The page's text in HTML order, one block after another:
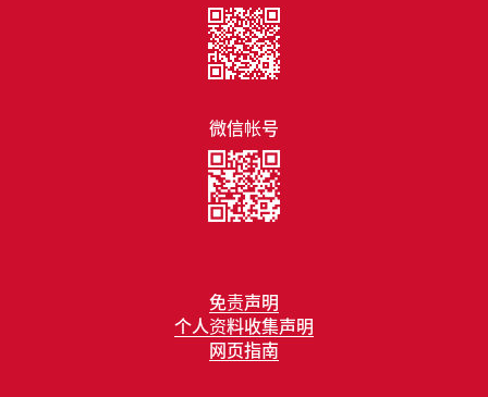
免责声明
个人资料收集声明
网页指南
微信帐号